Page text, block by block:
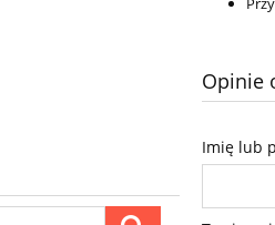
Opinie
Imię lub